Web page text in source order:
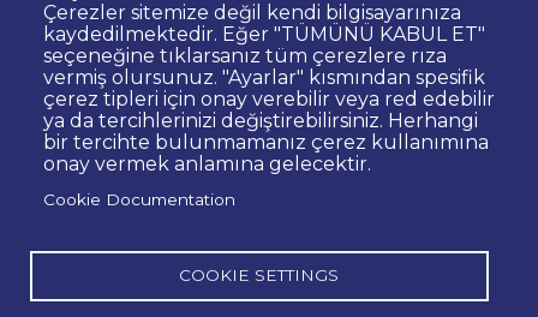
Çerezler sitemize değil kendi bilgisayarınıza
kaydedilmektedir. Eğer "TÜMÜNÜ KABUL ET"
seçeneğine tıklarsanız tüm çerezlere rıza
vermiş olursunuz. "Ayarlar" kısmından spesifik
çerez tipleri için onay verebilir veya red edebilir
ya da tercihlerinizi değiştirebilirsiniz. Herhangi
bir tercihte bulunmamanız çerez kullanımına
onay vermek anlamına gelecektir.
Cookie Documentation
COOKIE SETTINGS
Open Consent Statement
Web Accessibility Statement
© TED University. Ziya Gökalp Caddesi No:48 06420, Kolej
Çankaya - Ankara
TED
UniversityUniversityUniversityUniversity
TED